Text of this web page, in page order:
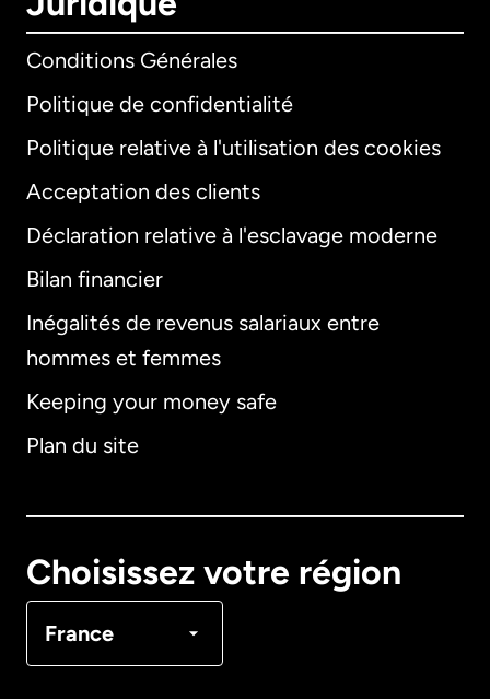
Conditions Générales
Politique de confidentialité
Politique relative à l'utilisation des cookies
Acceptation des clients
Déclaration relative à l'esclavage moderne
Bilan financier
Inégalités de revenus salariaux entre
hommes et femmes
Keeping your money safe
Plan du site
Choisissez votre région
France
International
Allemagne
Français